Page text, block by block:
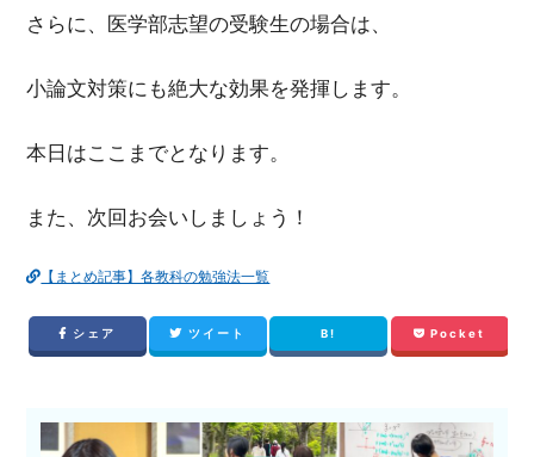
さらに、医学部志望の受験生の場合は、
小論文対策にも絶大な効果を発揮します。
本日はここまでとなります。
また、次回お会いしましょう！
【まとめ記事】各教科の勉強法一覧
シェア ツイート B! Pocket